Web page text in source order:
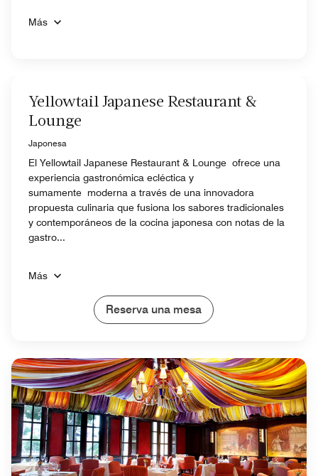
Más
Yellowtail Japanese Restaurant &
Lounge
Japonesa
El Yellowtail Japanese Restaurant & Lounge ofrece una
experiencia gastronómica ecléctica y
sumamente moderna a través de una innovadora
propuesta culinaria que fusiona los sabores tradicionales
y contemporáneos de la cocina japonesa con notas de la
gastro...
Más
Reserva una mesa